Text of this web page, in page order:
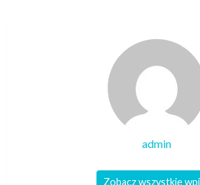
admin
Zobacz wszystkie